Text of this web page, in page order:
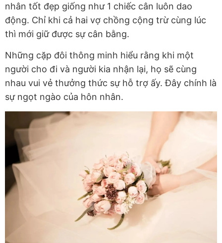
nhân tốt đẹp giống như 1 chiếc cân luôn dao
động. Chỉ khi cả hai vợ chồng cộng trừ cùng lúc
thì mới giữ được sự cân bằng.
Những cặp đôi thông minh hiểu rằng khi một
người cho đi và người kia nhận lại, họ sẽ cùng
nhau vui vẻ thưởng thức sự hỗ trợ ấy. Đây chính là
sự ngọt ngào của hôn nhân.